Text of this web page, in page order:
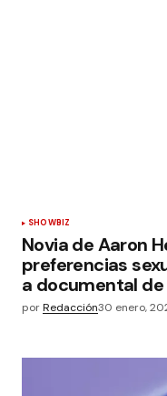
SHOWBIZ
Novia de Aaron
preferencias
a documental
porRedacción30 enero,